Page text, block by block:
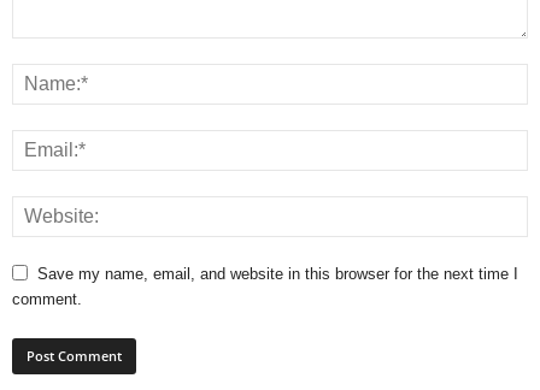
Save my name, email, and website in this browser for the next time I
comment.